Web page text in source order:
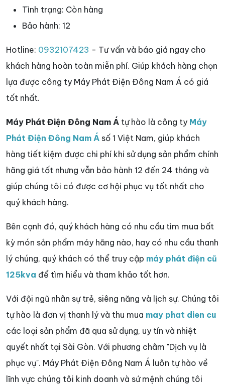
Tình trạng: Còn hàng
Bảo hành: 12
Hotline: 0932107423 - Tư vấn và báo giá ngay cho
khách hàng hoàn toàn miễn phí. Giúp khách hàng chọn
lựa được công ty Máy Phát Điện Đông Nam Á có giá
tốt nhất.
Máy Phát Điện Đông Nam Á tự hào là công ty Máy
Phát Điện Đông Nam Á số 1 Việt Nam, giúp khách
hàng tiết kiệm được chi phí khi sử dụng sản phẩm chính
hãng giá tốt nhưng vẫn bảo hành 12 đến 24 tháng và
giúp chúng tôi có được cơ hội phục vụ tốt nhất cho
quý khách hàng.
Bên cạnh đó, quý khách hàng có nhu cầu tìm mua bất
kỳ món sản phẩm máy hãng nào, hay có nhu cầu thanh
lý chúng, quý khách có thể truy cập máy phát điện cũ
125kva để tìm hiểu và tham khảo tốt hơn.
Với đội ngũ nhân sự trẻ, siêng năng và lịch sự. Chúng tôi
tự hào là đơn vị thanh lý và thu mua may phat dien cu
các loại sản phẩm đã qua sử dụng, uy tín và nhiệt
quyết nhất tại Sài Gòn. Với phương châm "Dịch vụ là
phục vụ". Máy Phát Điện Đông Nam Á luôn tự hào về
lĩnh vực chúng tôi kinh doanh và sứ mệnh chúng tôi